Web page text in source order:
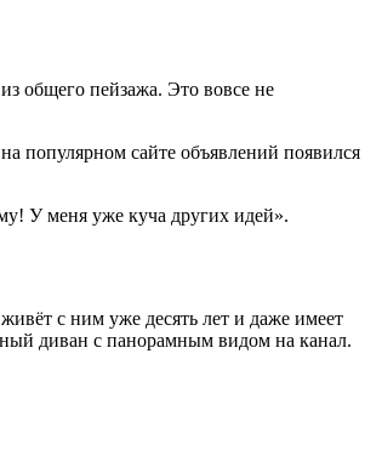
общего пейзажа. Это вовсе не
популярном сайте объявлений появился
У меня уже куча других идей».
с ним уже десять лет и даже имеет
диван с панорамным видом на канал.